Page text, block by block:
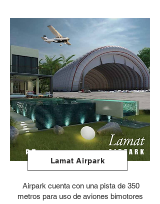
Lamat Airpark
PE
Airpark cuenta con una pista de 350
metros para uso de aviones bimotores